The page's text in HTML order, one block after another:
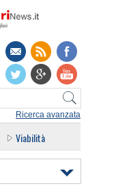
Ricerca avanzata
Viabilità